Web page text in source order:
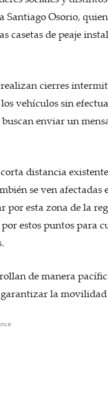
Santiago Osorio,
casetas de peaje
cierres
vehículos sin
enviar un
distancia
se ven afectadas
esta zona de la
estos puntos para
de manera
la movilidad